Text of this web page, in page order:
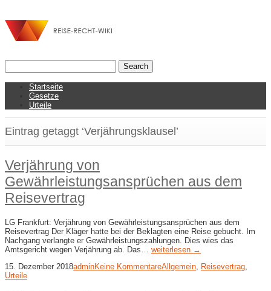
Startseite
Gesetze
Urteile
Eintrag getaggt ‘Verjährungsklausel’
Verjährung von
Gewährleistungsansprüchen aus dem
Reisevertrag
LG Frankfurt: Verjährung von Gewährleistungsansprüchen aus dem
Reisevertrag Der Kläger hatte bei der Beklagten eine Reise gebucht. Im
Nachgang verlangte er Gewährleistungszahlungen. Dies wies das
Amtsgericht wegen Verjährung ab. Das… weiterlesen →
15. Dezember 2018adminKeine KommentareAllgemein, Reisevertrag,
Urteile